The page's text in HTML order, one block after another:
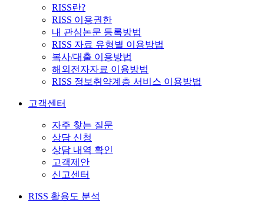
RISS란?
RISS 이용권한
내 관심논문 등록방법
RISS 자료 유형별 이용방법
복사/대출 이용방법
해외전자자료 이용방법
RISS 정보취약계층 서비스 이용방법
고객센터
자주 찾는 질문
상담 신청
상담 내역 확인
고객제안
신고센터
RISS 활용도 분석